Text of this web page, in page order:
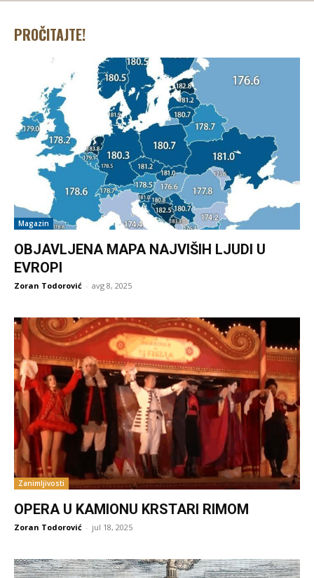
PROČITAJTE!
Magazin
OBJAVLJENA MAPA NAJVIŠIH LJUDI U
EVROPI
Zoran Todorović - avg 8, 2025
Zanimljivosti
OPERA U KAMIONU KRSTARI RIMOM
Zoran Todorović - jul 18, 2025